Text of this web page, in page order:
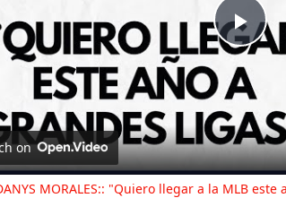
on
MORALES:: "Quiero llegar a la MLB este